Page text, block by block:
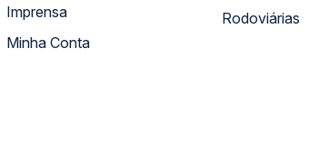
Imprensa
Minha Conta
Rodoviárias